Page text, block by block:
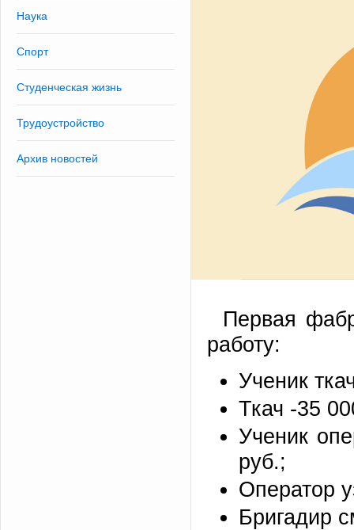
Наука
Спорт
Студенческая жизнь
Трудоустройство
Архив новостей
Первая
работу:
Ученик
Ткач -35
Ученик
руб.;
Оператор
Бригадир